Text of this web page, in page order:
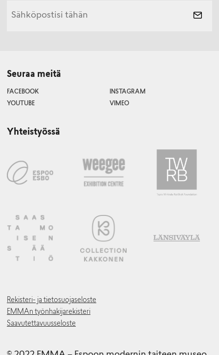
Seuraa meitä
FACEBOOK
INSTAGRAM
YOUTUBE
VIMEO
Yhteistyössä
Rekisteri- ja tietosuojaseloste
EMMAn työnhakijarekisteri
Saavutettavuusseloste